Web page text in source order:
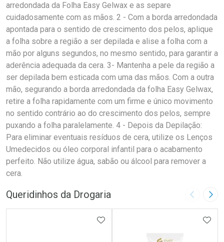
arredondada da Folha Easy Gelwax e as separe
cuidadosamente com as mãos. 2 - Com a borda arredondada
apontada para o sentido de crescimento dos pelos, aplique
a folha sobre a região a ser depilada e alise a folha com a
mão por alguns segundos, no mesmo sentido, para garantir a
aderência adequada da cera. 3- Mantenha a pele da região a
ser depilada bem esticada com uma das mãos. Com a outra
mão, segurando a borda arredondada da folha Easy Gelwax,
retire a folha rapidamente com um firme e único movimento
no sentido contrário ao do crescimento dos pelos, sempre
puxando a folha paralelamente. 4 - Depois da Depilação:
Para eliminar eventuais resíduos de cera, utilize os Lenços
Umedecidos ou óleo corporal infantil para o acabamento
perfeito. Não utilize água, sabão ou álcool para remover a
cera.
Queridinhos da Drogaria Imagem
ADICIONAR AOS FAVORITOS